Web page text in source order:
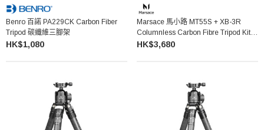
Benro 百諾 PA229CK Carbon Fiber
Tripod 碳纖維三腳架
HK$1,080
Marsace 馬小路 MT55S + XB-3R
Columnless Carbon Fibre Tripod Kit
無中軸碳纖維三腳架雲台套裝
HK$3,680